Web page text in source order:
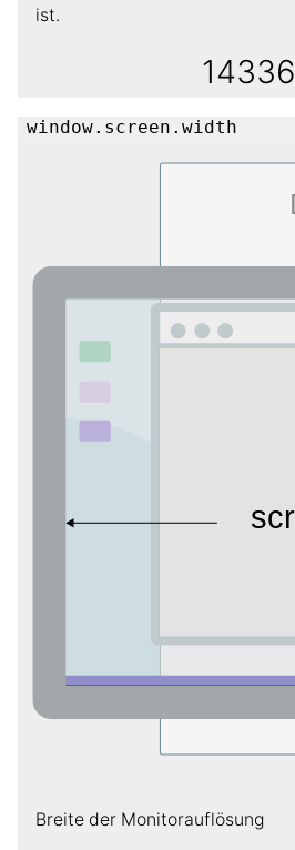
ist.
14336
window.screen.width
Breite der Monitorauflösung